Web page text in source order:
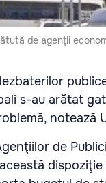
de agenții
s-au arătat
notează
de